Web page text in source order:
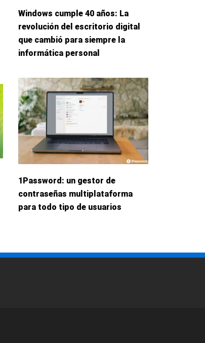
Windows cumple 40 años: La
revolución del escritorio digital
que cambió para siempre la
informática personal
1Password: un gestor de
contraseñas multiplataforma
para todo tipo de usuarios